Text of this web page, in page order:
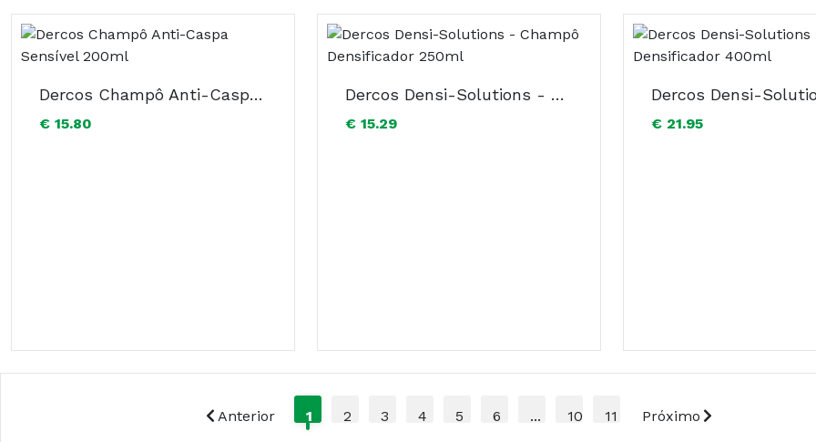
Dercos Champô Anti-Caspa Sensível 200ml
€ 15.80
Dercos Densi-Solutions - Champô Densificador 250ml
€ 15.29 € 21.95
Anterior 1 2 3 4 5 6 ... 10 11 Próximo